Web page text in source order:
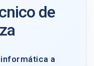
de
a